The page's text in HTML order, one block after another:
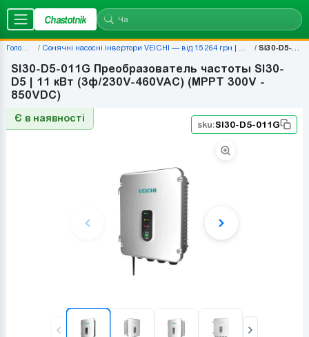
Chastotnik
Головна Сонячні насосні інвертори VEICHI — від 15 264 грн | Chastotnik.ua SI30-D5-011G
SI30-D5-011G Преобразователь частоты SI30-
D5 | 11 кВт (3ф/230V-460VAC) (MPPT 300V -
850VDC)
Є в наявності
sku:SI30-D5-011G